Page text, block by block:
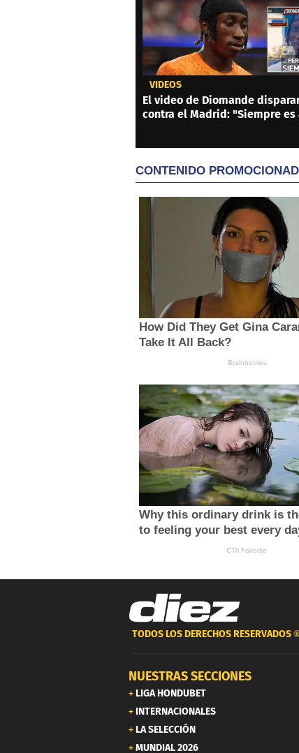
VIDEOS
El video de Diomande
contra el Madrid: "Siempre
TODOS LOS DERECHOS RESERVADOS
NUESTRAS SECCIONES
LIGA HONDUBET
INTERNACIONALES
LA SELECCIÓN
MUNDIAL 2026